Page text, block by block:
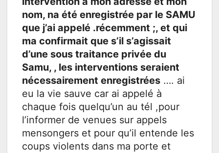
nom, na été enregistrée par le SAMU
que j’ai appelé .récemment ;, et qui
ma confirmait que s’il s’agissait
d’une sous traitance privée du
Samu, , les interventions seraient
nécessairement enregistrées …. ai
eu la vie sauve car ai appelé à
chaque fois quelqu’un au tél ,pour
l’informer de venues sur appels
mensongers et pour qu’il entende les
coups violents dans ma porte et